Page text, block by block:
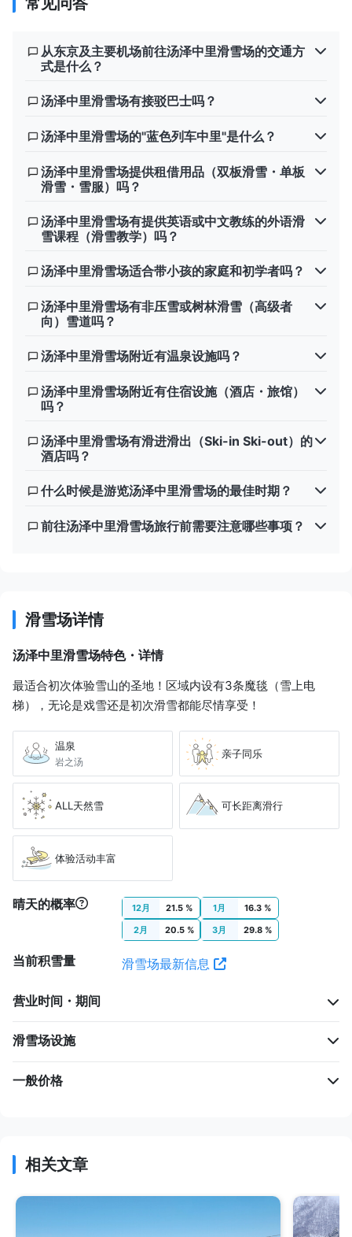
从东京及主要机场前往汤泽中里滑雪场的交通方
式是什么？
汤泽中里滑雪场有接驳巴士吗？
汤泽中里滑雪场的"蓝色列车中里"是什么？
汤泽中里滑雪场提供租借用品（双板滑雪・单板
滑雪・雪服）吗？
汤泽中里滑雪场有提供英语或中文教练的外语滑
雪课程（滑雪教学）吗？
汤泽中里滑雪场适合带小孩的家庭和初学者吗？
汤泽中里滑雪场有非压雪或树林滑雪（高级者
向）雪道吗？
汤泽中里滑雪场附近有温泉设施吗？
汤泽中里滑雪场附近有住宿设施（酒店・旅馆）
吗？
汤泽中里滑雪场有滑进滑出（Ski-in Ski-out）的
酒店吗？
什么时候是游览汤泽中里滑雪场的最佳时期？
前往汤泽中里滑雪场旅行前需要注意哪些事项？
滑雪场详情
汤泽中里滑雪场特色・详情
最适合初次体验雪山的圣地！区域内设有3条魔毯（雪上电
梯），无论是戏雪还是初次滑雪都能尽情享受！
温泉
岩之汤
亲子同乐
ALL天然雪 可长距离滑行
体验活动丰富
晴天的概率 12月 21.5 % 1月
16.3 %
2月
20.5 % 3月 29.8 %
当前积雪量 滑雪场最新信息
营业时间・期间
滑雪场设施
一般价格
相关文章